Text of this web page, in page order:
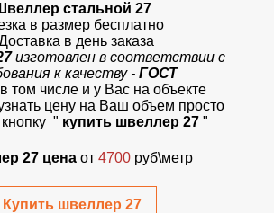
стальной 27
в размер бесплатно
в день заказа
изготовлен в соответствии с
к качеству - ГОСТ
том числе и у Вас на объекте
цену на Ваш объем просто
" купить швеллер 27 "
27 цена от 4700 руб\метр
Купить швеллер 27